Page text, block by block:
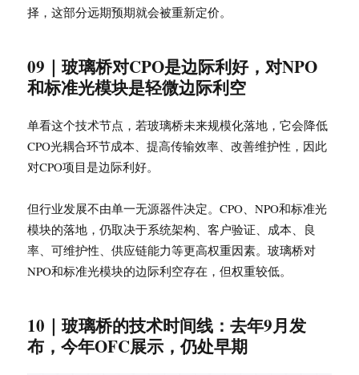
择，这部分远期预期就会被重新定价。
09｜玻璃桥对CPO是边际利好，对NPO
和标准光模块是轻微边际利空
单看这个技术节点，若玻璃桥未来规模化落地，它会降低
CPO光耦合环节成本、提高传输效率、改善维护性，因此
对CPO项目是边际利好。
但行业发展不由单一无源器件决定。CPO、NPO和标准光
模块的落地，仍取决于系统架构、客户验证、成本、良
率、可维护性、供应链能力等更高权重因素。玻璃桥对
NPO和标准光模块的边际利空存在，但权重较低。
10｜玻璃桥的技术时间线：去年9月发
布，今年OFC展示，仍处早期